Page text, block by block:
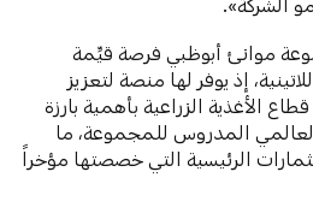
موانئ أبوظبي فرصة قيِّمة
إذ يوفر لها منصة لتعزيز
الأغذية الزراعية بأهمية بارزة
المدروس للمجموعة، ما
الرئيسية التي خصصتها مؤخراً